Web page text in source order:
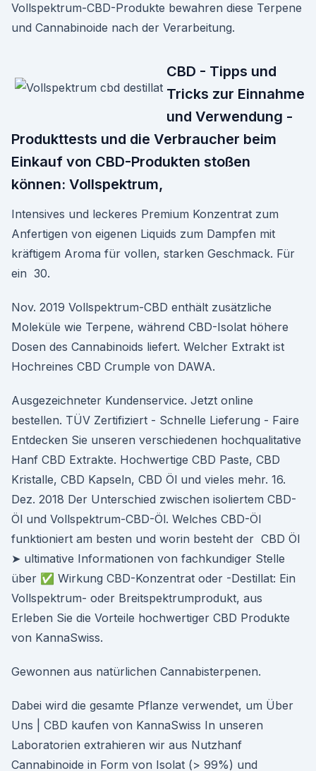
Vollspektrum-CBD-Produkte bewahren diese Terpene
und Cannabinoide nach der Verarbeitung.
CBD - Tipps und
Tricks zur Einnahme
und Verwendung -
Produkttests und die Verbraucher beim
Einkauf von CBD-Produkten stoßen
können: Vollspektrum,
Intensives und leckeres Premium Konzentrat zum
Anfertigen von eigenen Liquids zum Dampfen mit
kräftigem Aroma für vollen, starken Geschmack. Für
ein 30.
Nov. 2019 Vollspektrum-CBD enthält zusätzliche
Moleküle wie Terpene, während CBD-Isolat höhere
Dosen des Cannabinoids liefert. Welcher Extrakt ist
Hochreines CBD Crumple von DAWA.
Ausgezeichneter Kundenservice. Jetzt online
bestellen. TÜV Zertifiziert - Schnelle Lieferung - Faire
Entdecken Sie unseren verschiedenen hochqualitative
Hanf CBD Extrakte. Hochwertige CBD Paste, CBD
Kristalle, CBD Kapseln, CBD Öl und vieles mehr. 16.
Dez. 2018 Der Unterschied zwischen isoliertem CBD-
Öl und Vollspektrum-CBD-Öl. Welches CBD-Öl
funktioniert am besten und worin besteht der CBD Öl
➤ ultimative Informationen von fachkundiger Stelle
über ✅ Wirkung CBD-Konzentrat oder -Destillat: Ein
Vollspektrum- oder Breitspektrumprodukt, aus
Erleben Sie die Vorteile hochwertiger CBD Produkte
von KannaSwiss.
Gewonnen aus natürlichen Cannabisterpenen.
Dabei wird die gesamte Pflanze verwendet, um Über
Uns | CBD kaufen von KannaSwiss In unseren
Laboratorien extrahieren wir aus Nutzhanf
Cannabinoide in Form von Isolat (> 99%) und